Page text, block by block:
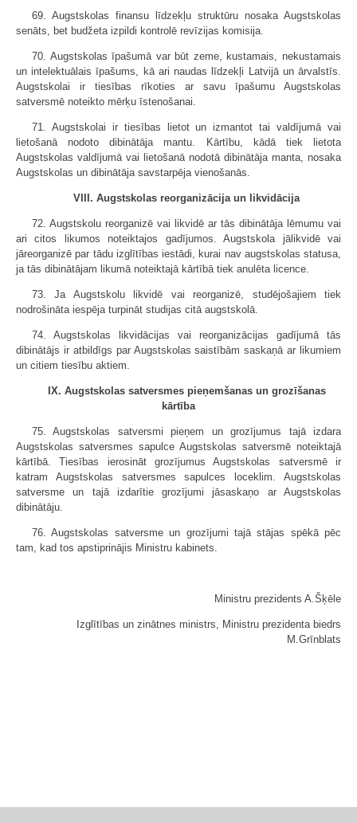
69. Augstskolas finansu līdzekļu struktūru nosaka Augstskolas
senāts, bet budžeta izpildi kontrolē revīzijas komisija.
70. Augstskolas īpašumā var būt zeme, kustamais, nekustamais
un intelektuālais īpašums, kā ari naudas līdzekļi Latvijā un ārvalstīs.
Augstskolai ir tiesības rīkoties ar savu īpašumu Augstskolas
satversmē noteikto mērķu īstenošanai.
71. Augstskolai ir tiesības lietot un izmantot tai valdījumā vai
lietošanā nodoto dibinātāja mantu. Kārtību, kādā tiek lietota
Augstskolas valdījumā vai lietošanā nodotā dibinātāja manta, nosaka
Augstskolas un dibinātāja savstarpēja vienošanās.
VIII. Augstskolas reorganizācija un likvidācija
72. Augstskolu reorganizē vai likvidē ar tās dibinātāja lēmumu vai
ari citos likumos noteiktajos gadījumos. Augstskola jālikvidē vai
jāreorganizē par tādu izglītības iestādi, kurai nav augstskolas statusa,
ja tās dibinātājam likumā noteiktajā kārtībā tiek anulēta licence.
73. Ja Augstskolu likvidē vai reorganizē, studējošajiem tiek
nodrošināta iespēja turpināt studijas citā augstskolā.
74. Augstskolas likvidācijas vai reorganizācijas gadījumā tās
dibinātājs ir atbildīgs par Augstskolas saistībām saskaņā ar likumiem
un citiem tiesību aktiem.
IX. Augstskolas satversmes pieņemšanas un grozīšanas
kārtība
75. Augstskolas satversmi pieņem un grozījumus tajā izdara
Augstskolas satversmes sapulce Augstskolas satversmē noteiktajā
kārtībā. Tiesības ierosināt grozījumus Augstskolas satversmē ir
katram Augstskolas satversmes sapulces loceklim. Augstskolas
satversme un tajā izdarītie grozījumi jāsaskaņo ar Augstskolas
dibinātāju.
76. Augstskolas satversme un grozījumi tajā stājas spēkā pēc
tam, kad tos apstiprinājis Ministru kabinets.
Ministru prezidents A.Šķēle
Izglītības un zinātnes ministrs, Ministru prezidenta biedrs
M.Grīnblats